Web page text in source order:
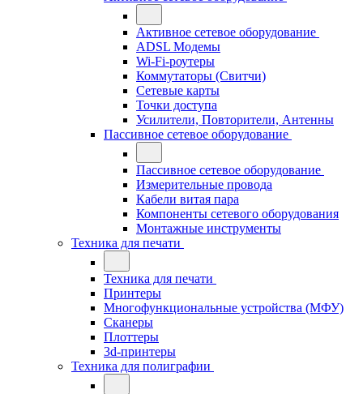
Активное сетевое оборудование
ADSL Модемы
Wi-Fi-роутеры
Коммутаторы (Свитчи)
Сетевые карты
Точки доступа
Усилители, Повторители, Антенны
Пассивное сетевое оборудование
Пассивное сетевое оборудование
Измерительные провода
Кабели витая пара
Компоненты сетевого оборудования
Монтажные инструменты
Техника для печати
Техника для печати
Принтеры
Многофункциональные устройства (МФУ)
Сканеры
Плоттеры
3d-принтеры
Техника для полиграфии